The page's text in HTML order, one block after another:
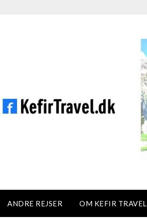
ANDRE REJSER OM KEFIR TRAVEL